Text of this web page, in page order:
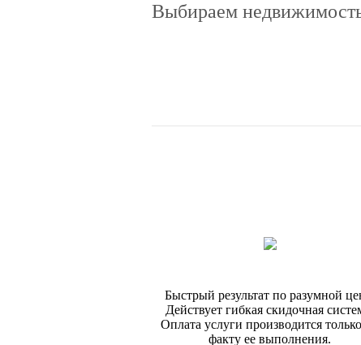
Выбираем
Быстрый результат по разумной
Действует гибкая скидочная
Оплата услуги производится
факту ее выполнения.